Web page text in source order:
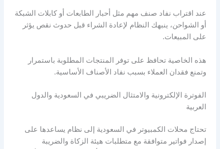
عند اقتراب نفاد صنف مهم مثل أحبار الطابعات أو كابلات الشبكة
أو الشواحن، ينبهك النظام لإعادة الشراء قبل حدوث نقص يؤثر
على المبيعات.
هذه الخاصية تحافظ على توفر المنتجات المطلوبة باستمرار
وتمنع فقدان العملاء بسبب نفاد الأصناف الأساسية.
الفوترة الإلكترونية والامتثال الضريبي في السعودية والدول
العربية
تحتاج محلات الكمبيوتر في السعودية إلى نظام يساعدها على
إصدار فواتير متوافقة مع متطلبات هيئة الزكاة والضريبة